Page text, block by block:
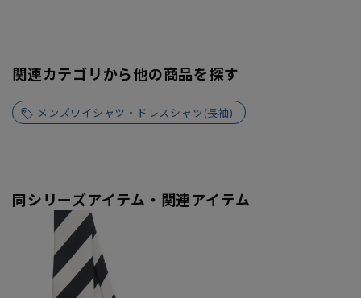
関連カテゴリから他の商品を探す
メンズワイシャツ・ドレスシャツ(長袖)
同シリーズアイテム・関連アイテム